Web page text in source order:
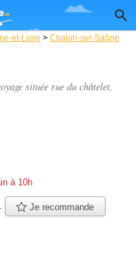
et-Loire > Chalon-sur-Saône
située rue du châtelet,
à 10h
Je recommande